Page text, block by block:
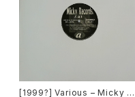
[1999?] Various – Micky Re